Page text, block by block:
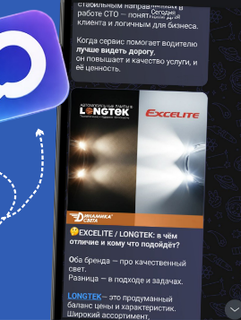
10
На складе:Мало
В корзину